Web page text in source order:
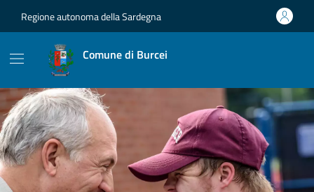
Regione autonoma della Sardegna
Comune di Burcei